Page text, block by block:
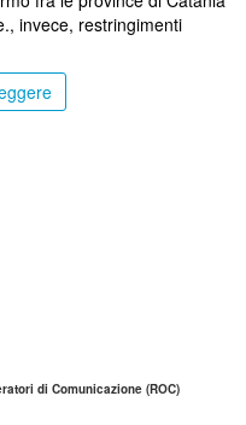
invece, restringimenti
di Comunicazione (ROC)